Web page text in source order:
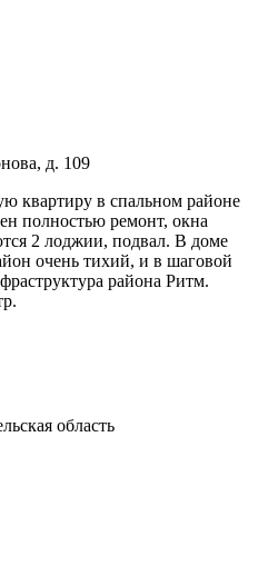
д. 109
квартиру в спальном районе
полностью ремонт, окна
2 лоджии, подвал. В доме
очень тихий, и в шаговой
района Ритм.
область